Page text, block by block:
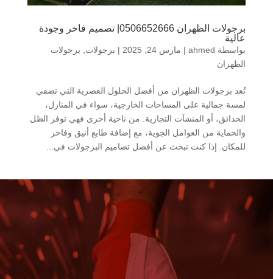
برجولات الظهران 0506652666| تصميم فاخر وجودة
عالية
بواسطة ahmed
| مارس 24, 2025 | برجولات
برجولات
الظهران
تُعد برجولات الظهران من أفضل الحلول العصرية التي تضفي
لمسة جمالية على المساحات الخارجية، سواء في المنازل،
الحدائق، أو المنشآت التجارية. من ناحية أخرى فهي توفر الظل
والحماية من العوامل الجوية، مع إضافة طابع أنيق وفاخر
للمكان. إذا كنت تبحث عن أفضل تصاميم البرجولات في...